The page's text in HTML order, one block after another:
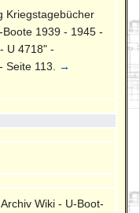
Kriegstagebücher
Boote 1939 - 1945 -
U 4718" -
Seite 113.
→
Wiki - U-Boot-